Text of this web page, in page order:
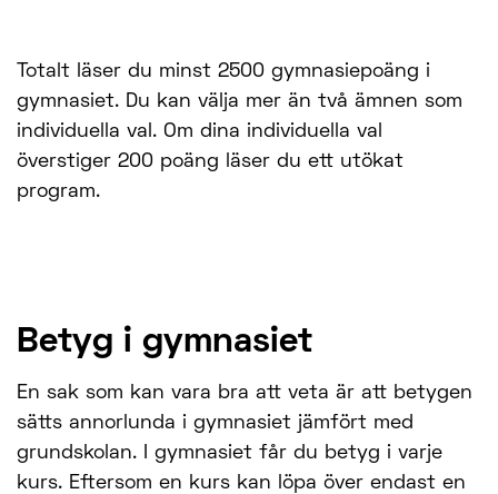
Totalt läser du minst 2500 gymnasiepoäng i
gymnasiet. Du kan välja mer än två ämnen som
individuella val. Om dina individuella val
överstiger 200 poäng läser du ett utökat
program.
Betyg i gymnasiet
En sak som kan vara bra att veta är att betygen
sätts annorlunda i gymnasiet jämfört med
grundskolan. I gymnasiet får du betyg i varje
kurs. Eftersom en kurs kan löpa över endast en